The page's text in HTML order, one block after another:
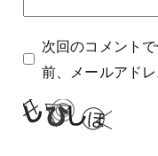
次回のコメント
前、メールアド